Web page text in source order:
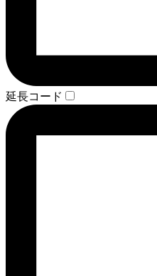
延長コード